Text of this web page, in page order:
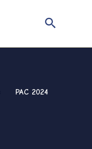
Buscar
PAC 2024